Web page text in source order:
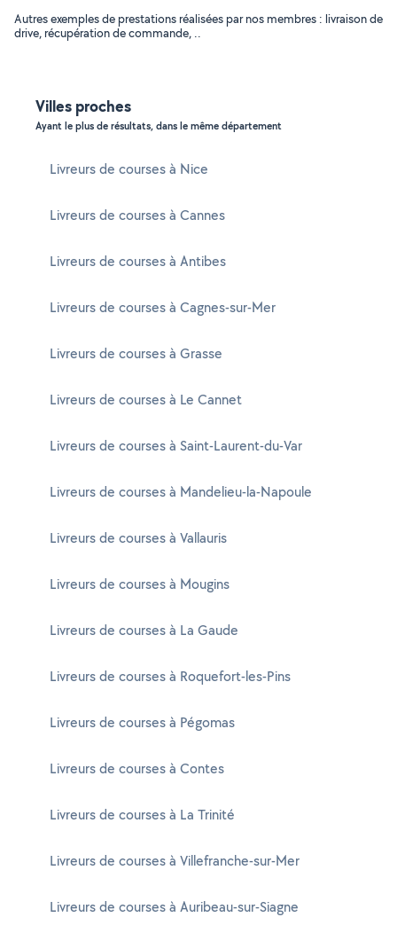
Autres exemples de prestations réalisées par nos membres : livraison de
drive, récupération de commande, ..
Villes proches
Ayant le plus de résultats, dans le même département
Livreurs de courses à Nice
Livreurs de courses à Cannes
Livreurs de courses à Antibes
Livreurs de courses à Cagnes-sur-Mer
Livreurs de courses à Grasse
Livreurs de courses à Le Cannet
Livreurs de courses à Saint-Laurent-du-Var
Livreurs de courses à Mandelieu-la-Napoule
Livreurs de courses à Vallauris
Livreurs de courses à Mougins
Livreurs de courses à La Gaude
Livreurs de courses à Roquefort-les-Pins
Livreurs de courses à Pégomas
Livreurs de courses à Contes
Livreurs de courses à La Trinité
Livreurs de courses à Villefranche-sur-Mer
Livreurs de courses à Auribeau-sur-Siagne